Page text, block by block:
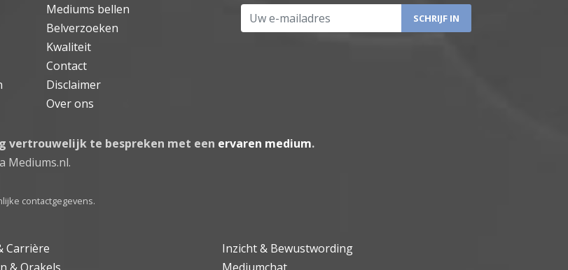
Mediums bellen
Belverzoeken
Kwaliteit
Contact
Disclaimer
Over ons
Uw e-mailadres
vertrouwelijk te bespreken met een ervaren medium.
Mediums.nl.
contactgegevens.
Carrière
Inzicht & Bewustwording